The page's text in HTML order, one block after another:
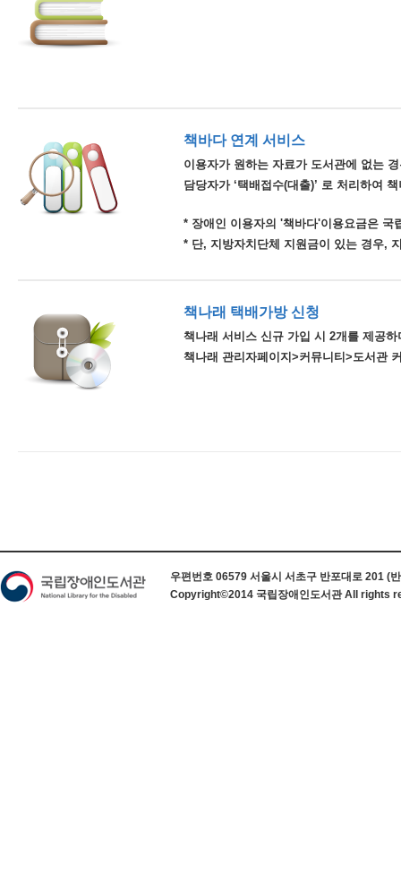
책바다 연계 서비스
이용자가 원하는 자료가 도서관에 없는
담당자가 ‘택배접수(대출)’ 로 처리하여
* 장애인 이용자의 '책바다'이용요금은 국
* 단, 지방자치단체 지원금이 있는 경우,
책나래 택배가방 신청
책나래 서비스 신규 가입 시 2개를 제공
책나래 관리자페이지>커뮤니티>도서관
우편번호 06579 서울시 서초구 반포대로 201 (
Copyright©2014 국립장애인도서관 All rights